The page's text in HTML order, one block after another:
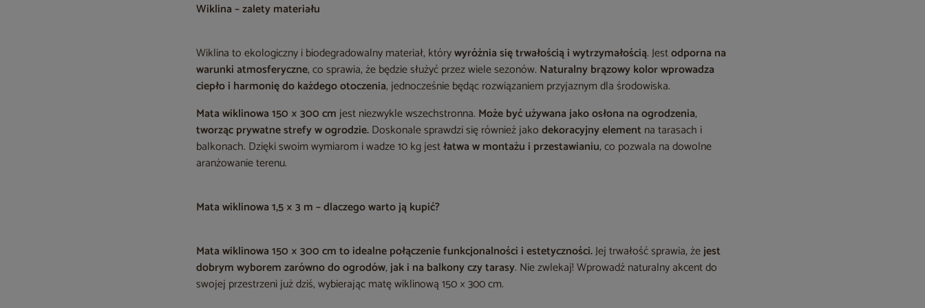
Wiklina – zalety materiału
Wiklina to ekologiczny i biodegradowalny materiał, którywyróżnia się trwałością i wytrzymałością. Jestodporna na
warunki atmosferyczne, co sprawia, że będzie służyć przez wiele sezonów. Naturalny brązowy kolor wprowadza
ciepło i harmonię do każdego otoczenia, jednocześnie będąc rozwiązaniem przyjaznym dla środowiska.
Mata wiklinowa 150 × 300 cmjest niezwykle wszechstronna. Może być używana jako osłona na ogrodzenia,
tworząc prywatne strefy w ogrodzie.Doskonale sprawdzi się również jakodekoracyjny elementna tarasach i
balkonach. Dzięki swoim wymiarom i wadze 10 kg jestłatwa w montażu i przestawianiu, co pozwala na dowolne
aranżowanie terenu.
Mata wiklinowa 1,5 × 3 m – dlaczego warto ją kupić?
Mata wiklinowa 150 × 300 cmto idealne połączenie funkcjonalności i estetyczności.Jej trwałość sprawia, żejest
dobrym wyborem zarówno do ogrodów,jak i na balkony czy tarasy. Nie zwlekaj! Wprowadź naturalny akcent do
swojej przestrzeni już dziś, wybierając matę wiklinową 150 × 300 cm.